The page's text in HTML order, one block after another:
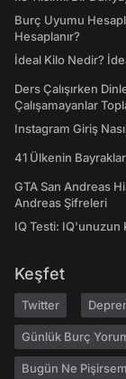
Burç Uyumu
Hesaplanır?
İdeal Kilo Nedir?
Ders Çalışırken
Çalışamayanlar
Instagram Giriş
41 Ülkenin
GTA San Andreas
Andreas Şifreleri
IQ Testi: IQ'unuzun
Keşfet
Twitter
Günlük Burç
Bugün Ne Pişirsem